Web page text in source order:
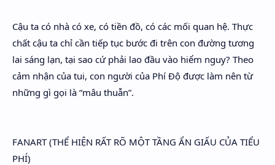
Cậu ta có nhà có xe, có tiền đồ, có các mối quan hệ. Thực
chất cậu ta chỉ cần tiếp tục bước đi trên con đường tương
lai sáng lạn, tại sao cứ phải lao đầu vào hiểm nguy? Theo
cảm nhận của tui, con người của Phí Độ được làm nên từ
những gì gọi là “mâu thuẫn”.
FANART (THỂ HIỆN RẤT RÕ MỘT TẦNG ẨN GIẤU CỦA TIỂU
PHÍ)